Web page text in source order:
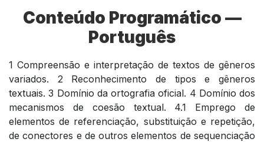
Conteúdo Programático —
Português
1 Compreensão e interpretação de textos de gêneros
variados. 2 Reconhecimento de tipos e gêneros
textuais. 3 Domínio da ortografia oficial. 4 Domínio dos
mecanismos de coesão textual. 4.1 Emprego de
elementos de referenciação, substituição e repetição,
de conectores e de outros elementos de sequenciação